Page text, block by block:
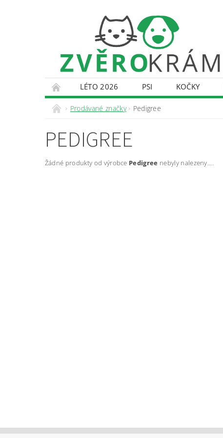
LÉTO 2026 PSI KOČKY
KONTAKTY
DOPRAVA A PLATBA
Prodávané značky Pedigree
PEDIGREE
Žádné produkty od výrobce Pedigree nebyly nalezeny....